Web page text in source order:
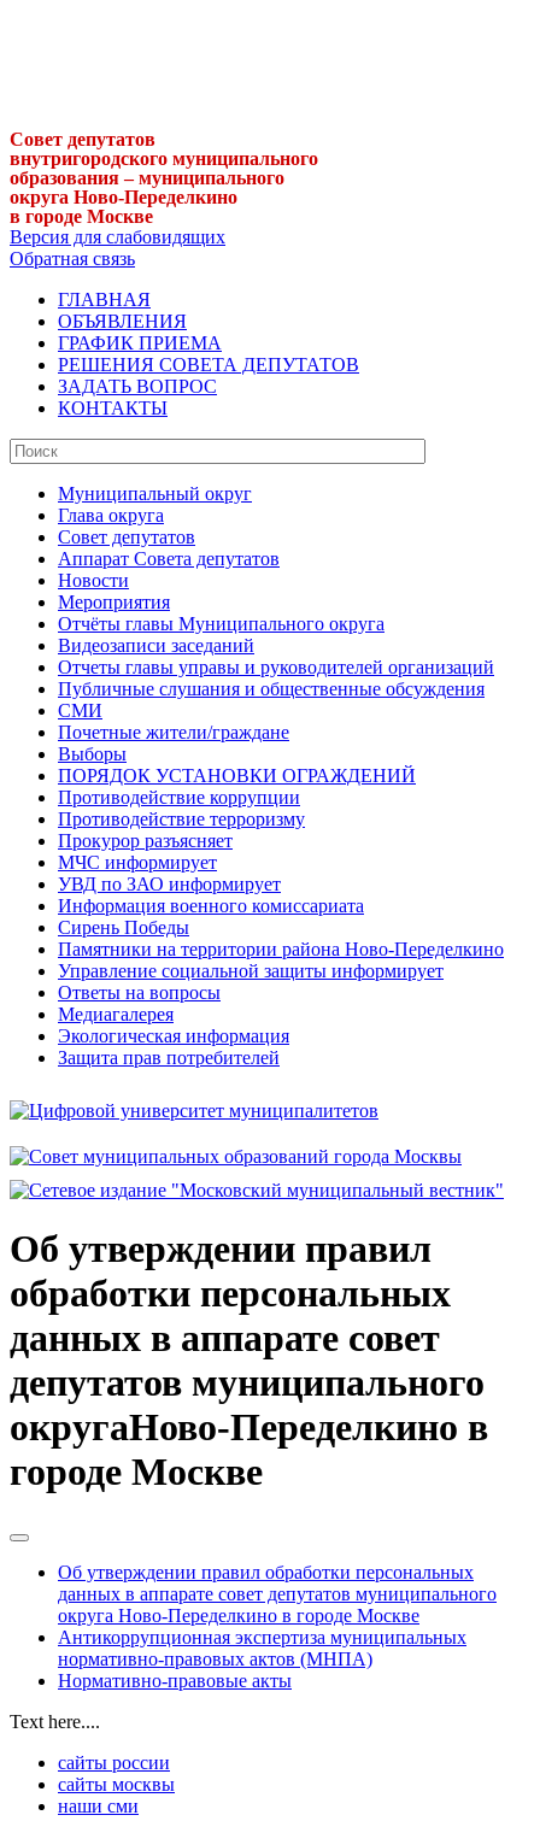
Совет депутатов
внутригородского муниципального
образования – муниципального
округа Ново-Переделкино
в городе Москве
Версия для слабовидящих
Обратная связь
ГЛАВНАЯ
ОБЪЯВЛЕНИЯ
ГРАФИК ПРИЕМА
РЕШЕНИЯ СОВЕТА ДЕПУТАТОВ
ЗАДАТЬ ВОПРОС
КОНТАКТЫ
Муниципальный округ
Глава округа
Совет депутатов
Аппарат Совета депутатов
Новости
Мероприятия
Отчёты главы Муниципального округа
Видеозаписи заседаний
Отчеты главы управы и руководителей организаций
Публичные слушания и общественные обсуждения
СМИ
Почетные жители/граждане
Выборы
ПОРЯДОК УСТАНОВКИ ОГРАЖДЕНИЙ
Противодействие коррупции
Противодействие терроризму
Прокурор разъясняет
МЧС информирует
УВД по ЗАО информирует
Информация военного комиссариата
Сирень Победы
Памятники на территории района Ново-Переделкино
Управление социальной защиты информирует
Ответы на вопросы
Медиагалерея
Экологическая информация
Защита прав потребителей
Об утверждении правил
обработки персональных
данных в аппарате совет
депутатов муниципального
округаНово-Переделкино в
городе Москве
Об утверждении правил обработки персональных
данных в аппарате совет депутатов муниципального
округа Ново-Переделкино в городе Москве
Антикоррупционная экспертиза муниципальных
нормативно-правовых актов (МНПА)
Нормативно-правовые акты
Text here....
сайты россии
сайты москвы
наши сми